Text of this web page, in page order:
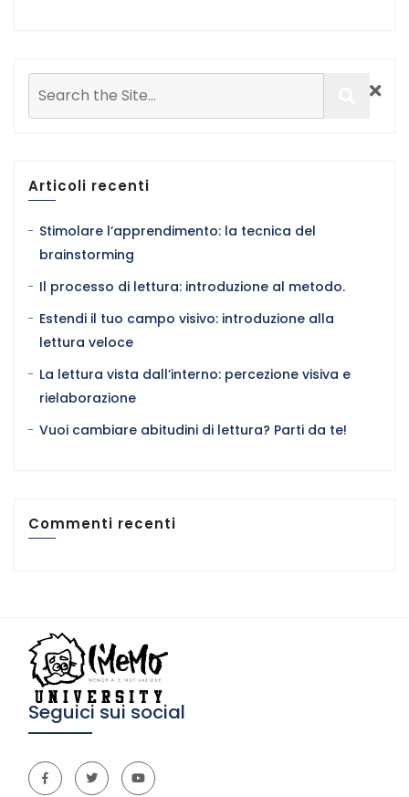
Articoli recenti
Stimolare l’apprendimento: la tecnica del
brainstorming
Il processo di lettura: introduzione al metodo.
Estendi il tuo campo visivo: introduzione alla
lettura veloce
La lettura vista dall’interno: percezione visiva e
rielaborazione
Vuoi cambiare abitudini di lettura? Parti da te!
Commenti recenti
Seguici sui social